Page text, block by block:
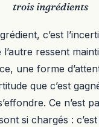
trois ingrédients
c’est
ressent
une forme
que c’est
Ce n’est
si chargés :